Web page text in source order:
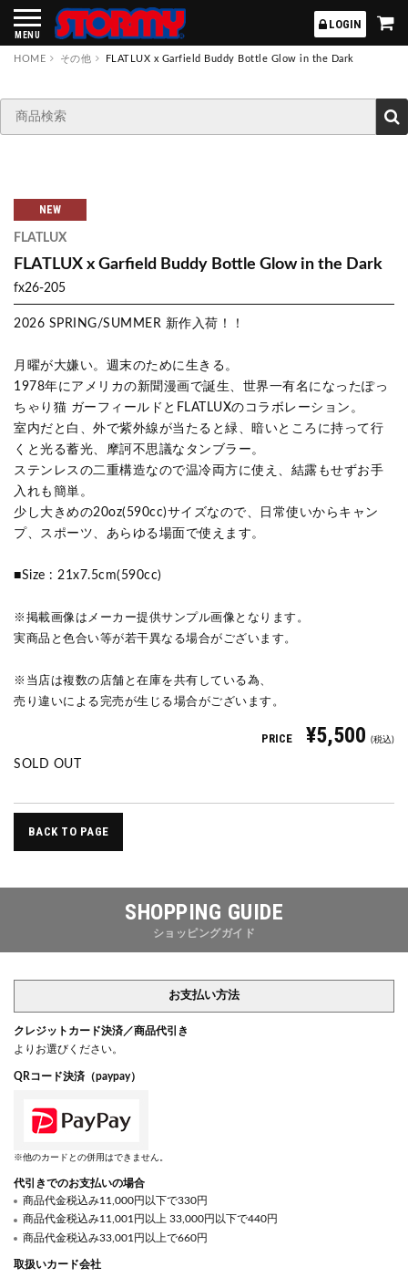
MENU
LOGIN
HOME その他 FLATLUX x Garfield Buddy Bottle Glow in the Dark
NEW
FLATLUX
FLATLUX x Garfield Buddy Bottle Glow in the Dark
fx26-205
2026 SPRING/SUMMER 新作入荷！！
月曜が大嫌い。週末のために生きる。
1978年にアメリカの新聞漫画で誕生、世界一有名になったぽっ
ちゃり猫 ガーフィールドとFLATLUXのコラボレーション。
室内だと白、外で紫外線が当たると緑、暗いところに持って行
くと光る蓄光、摩訶不思議なタンブラー。
ステンレスの二重構造なので温冷両方に使え、結露もせずお手
入れも簡単。
少し大きめの20oz(590cc)サイズなので、日常使いからキャン
プ、スポーツ、あらゆる場面で使えます。
■Size : 21x7.5cm(590cc)
※掲載画像はメーカー提供サンプル画像となります。
実商品と色合い等が若干異なる場合がございます。
※当店は複数の店舗と在庫を共有している為、
売り違いによる完売が生じる場合がございます。
PRICE ¥5,500 (税込)
SOLD OUT
BACK TO PAGE
SHOPPING GUIDE
ショッピングガイド
お支払い方法
クレジットカード決済／商品代引き
よりお選びください。
QRコード決済（paypay）
※他のカードとの併用はできません。
代引きでのお支払いの場合
商品代金税込み11,000円以下で330円
商品代金税込み11,001円以上 33,000円以下で440円
商品代金税込み33,001円以上で660円
取扱いカード会社